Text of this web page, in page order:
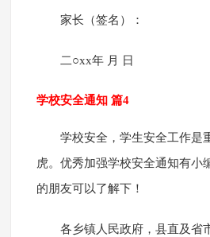
家长（签名）：
二○xx年 月 日
学校安全通知 篇4
学校安全，学生安全工作是
虎。优秀加强学校安全通知有小
的朋友可以了解下！
各乡镇人民政府，县直及省